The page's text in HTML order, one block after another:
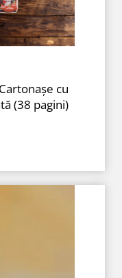
cu
(38 pagini)